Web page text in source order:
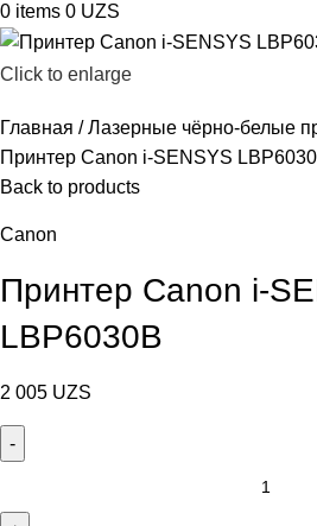
0 items 0 UZS
Click to enlarge
Главная
Лазерные чёрно-белые
Принтер Canon i-SENSYS
Back to products
Canon
Принтер Canon i-
LBP6030B
2 005 UZS